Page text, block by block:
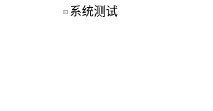
D 系统测试